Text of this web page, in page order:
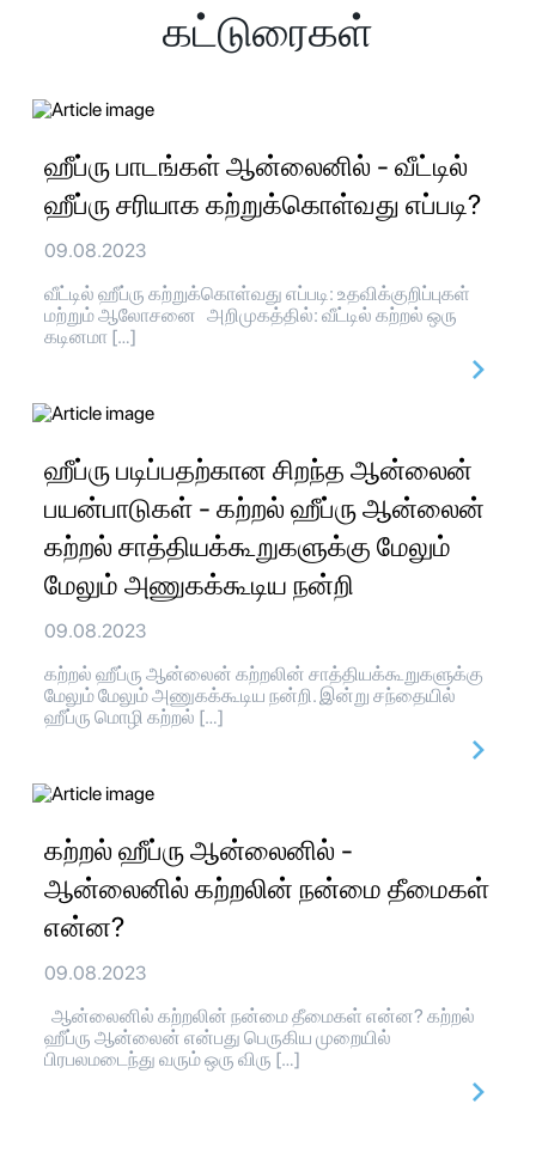
கட்டுரைகள்
ஹீப்ரு பாடங்கள் ஆன்லைனில் - வீட்டில்
ஹீப்ரு சரியாக கற்றுக்கொள்வது எப்படி?
09.08.2023
வீட்டில் ஹீப்ரு கற்றுக்கொள்வது எப்படி: உதவிக்குறிப்புகள்
மற்றும் ஆலோசனை அறிமுகத்தில்: வீட்டில் கற்றல் ஒரு
கடினமா […]
ஹீப்ரு படிப்பதற்கான சிறந்த ஆன்லைன்
பயன்பாடுகள் - கற்றல் ஹீப்ரு ஆன்லைன்
கற்றல் சாத்தியக்கூறுகளுக்கு மேலும்
மேலும் அணுகக்கூடிய நன்றி
09.08.2023
கற்றல் ஹீப்ரு ஆன்லைன் கற்றலின் சாத்தியக்கூறுகளுக்கு
மேலும் மேலும் அணுகக்கூடிய நன்றி. இன்று சந்தையில்
ஹீப்ரு மொழி கற்றல் […]
கற்றல் ஹீப்ரு ஆன்லைனில் -
ஆன்லைனில் கற்றலின் நன்மை தீமைகள்
என்ன?
09.08.2023
ஆன்லைனில் கற்றலின் நன்மை தீமைகள் என்ன? கற்றல்
ஹீப்ரு ஆன்லைன் என்பது பெருகிய முறையில்
பிரபலமடைந்து வரும் ஒரு விரு […]